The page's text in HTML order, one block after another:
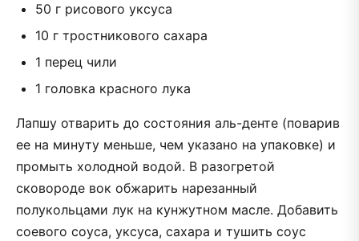
50 г рисового уксуса
10 г тростникового сахара
1 перец чили
1 головка красного лука
Лапшу отварить до состояния аль-денте (поварив
ее на минуту меньше, чем указано на упаковке) и
промыть холодной водой. В разогретой
сковороде вок обжарить нарезанный
полукольцами лук на кунжутном масле. Добавить
соевого соуса, уксуса, сахара и тушить соус